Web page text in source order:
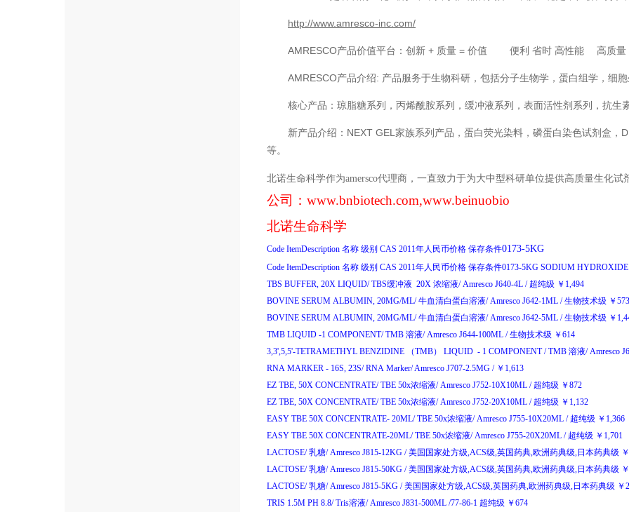
http://www.amresco-inc.com/
AMRESCO产品价值平台：创新 + 质量 = 价值 便利 省时 高性能 高质量
AMRESCO产品介绍: 产品服务于生物科研，包括分子生物学，蛋白组学，细
核心产品：琼脂糖系列，丙烯酰胺系列，缓冲液系列，表面活性剂系列，抗生
新产品介绍： NEXT GEL 家族系列产品，蛋白荧光染料，磷蛋白染色试剂盒，
等。
北诺生命科学作为amersco代理商，一直致力于为大中型科研单位提供高质量生化试
公司： www.bnbiotech.com,www.beinuobio
北诺生命科学
Code ItemDescription 名称 级别 CAS 2011年人民币价格 保存条件0173-5KG
Code ItemDescription 名称 级别 CAS 2011年人民币价格 保存条件0173-5KG SODIUM HYDROXIDE
TBS BUFFER, 20X LIQUID/ TBS缓冲液 20X 浓缩液/ Amresco J640-4L / 超纯级 ￥ 1,494
BOVINE SERUM ALBUMIN, 20MG/ML/ 牛血清白蛋白溶液/ Amresco J642-1ML / 生物技术级 ￥ 573
BOVINE SERUM ALBUMIN, 20MG/ML/ 牛血清白蛋白溶液/ Amresco J642-5ML / 生物技术级 ￥
TMB LIQUID -1 COMPONENT/ TMB 溶液/ Amresco J644-100ML / 生物技术级 ￥ 614
3,3',5,5'-TETRAMETHYL BENZIDINE （TMB） LIQUID - 1 COMPONENT / TMB 溶液/ Amresco
RNA MARKER - 16S, 23S/ RNA Marker/Amresco J707-2.5MG / ￥ 1,613
EZ TBE, 50X CONCENTRATE/ TBE 50x浓缩液/ Amresco J752-10X10ML / 超纯级 ￥ 872
EZ TBE, 50X CONCENTRATE/ TBE 50x浓缩液/ Amresco J752-20X10ML / 超纯级 ￥ 1,132
EASY TBE 50X CONCENTRATE- 20ML/ TBE 50x浓缩液/ Amresco J755-10X20ML / 超纯级 ￥ 1,366
EASY TBE 50X CONCENTRATE-20ML/ TBE 50x浓缩液/ Amresco J755-20X20ML / 超纯级 ￥ 1,701
LACTOSE/ 乳糖/ Amresco J815-12KG / 美国国家处方级,ACS级,英国药典,欧洲药典级,日本药典级 ￥
LACTOSE/ 乳糖/ Amresco J815-50KG / 美国国家处方级,ACS级,英国药典,欧洲药典级,日本药典级 ￥
LACTOSE/ 乳糖/ Amresco J815-5KG / 美国国家处方级,ACS级,英国药典,欧洲药典级,日本药典级 ￥
TRIS 1.5M PH 8.8/ Tris溶液/ Amresco J831-500ML /77-86-1 超纯级 ￥ 674